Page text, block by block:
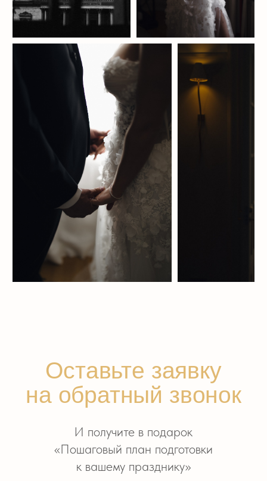
ВАША ЗАЯВКА
ОТПРАВЛЕНА
Ожидайте звонок в рабочее время
нашего офиса (с понедельника
по пятницу с 11:00 до 19:00).
Благодарим за оказанное доверие!
А обещанный подарок —
«Пошаговый план подготовки
к вашему празднику» уже ждёт
вас
ЗДЕСЬ.
встрече!
САНКТ-ПЕТЕРБУРГ, ПИОНЕРСКАЯ УЛ.,
16А (ПЕТРОГРАДСКАЯ СТОРОНА)